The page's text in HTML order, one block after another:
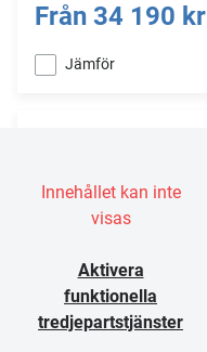
Från 34 190 kr
Jämför
Innehållet kan inte
visas
Aktivera
funktionella
tredjepartstjänster